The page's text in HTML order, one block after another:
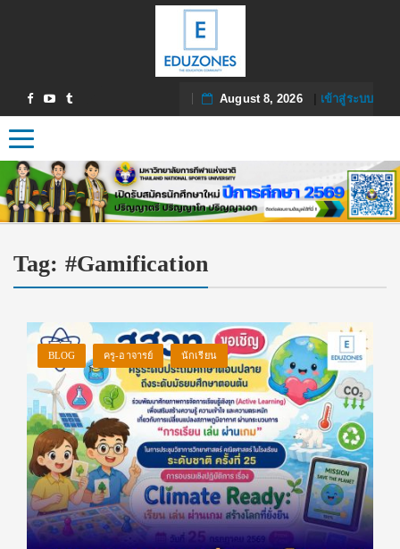
August 8, 2026| เข้าสู่ระบบ
Toggle navigation
Tag: #Gamification
BLOG ครู-อาจารย์ นักเรียน